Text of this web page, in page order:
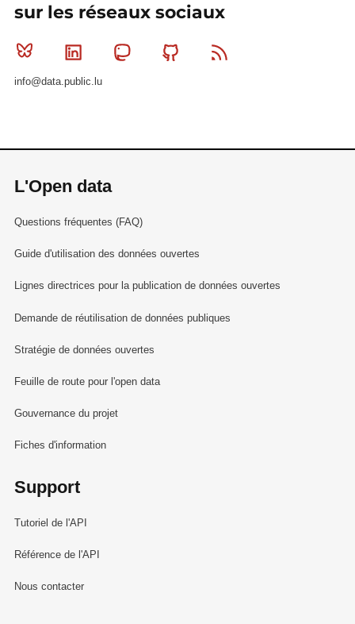
sur les réseaux sociaux
Bluesky Linkedin MastodonGithub
info@data.public.lu
L'Open data
Questions fréquentes (FAQ)
Guide d'utilisation des données ouvertes
Lignes directrices pour la publication de données ouvertes
Demande de réutilisation de données publiques
Stratégie de données ouvertes
Feuille de route pour l'open data
Gouvernance du projet
Fiches d'information
Support
Tutoriel de l'API
Référence de l'API
Nous contacter